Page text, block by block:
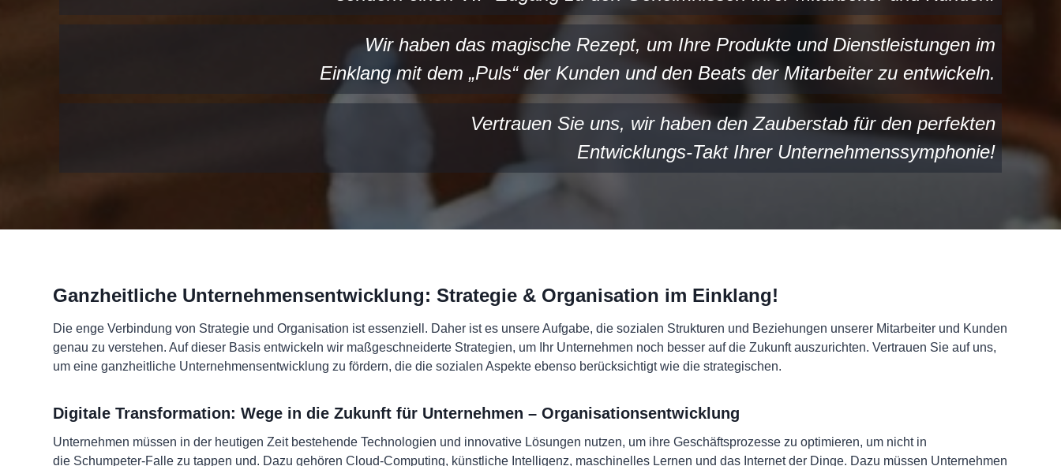
Wir haben das magische Rezept, um Ihre Produkte und Dienstleistungen im
Einklang mit dem „Puls“ der Kunden und den Beats der Mitarbeiter zu entwickeln.
Vertrauen Sie uns, wir haben den Zauberstab für den perfekten
Entwicklungs-Takt Ihrer Unternehmenssymphonie!
Ganzheitliche Unternehmensentwicklung:Strategie & Organisation im Einklang!
Die enge Verbindung von Strategie und Organisation ist essenziell. Daher ist es unsere Aufgabe, die sozialen Strukturen und Beziehungen unserer Mitarbeiter und Kunden
genau zu verstehen. Auf dieser Basis entwickeln wir maßgeschneiderte Strategien, um Ihr Unternehmen noch besser auf die Zukunft auszurichten. Vertrauen Sie auf uns,
um eine ganzheitliche Unternehmensentwicklung zu fördern, die die sozialen Aspekte ebenso berücksichtigt wie die strategischen.
Digitale Transformation: Wege in die Zukunft für Unternehmen – Organisationsentwicklung
Unternehmen müssen in der heutigen Zeit bestehende Technologien und innovative Lösungen nutzen, um ihre Geschäftsprozesse zu optimieren, um nicht in
die Schumpeter-Falle zu tappen und. Dazu gehören Cloud-Computing, künstliche Intelligenz, maschinelles Lernen und das Internet der Dinge. Dazu müssen Unternehmen